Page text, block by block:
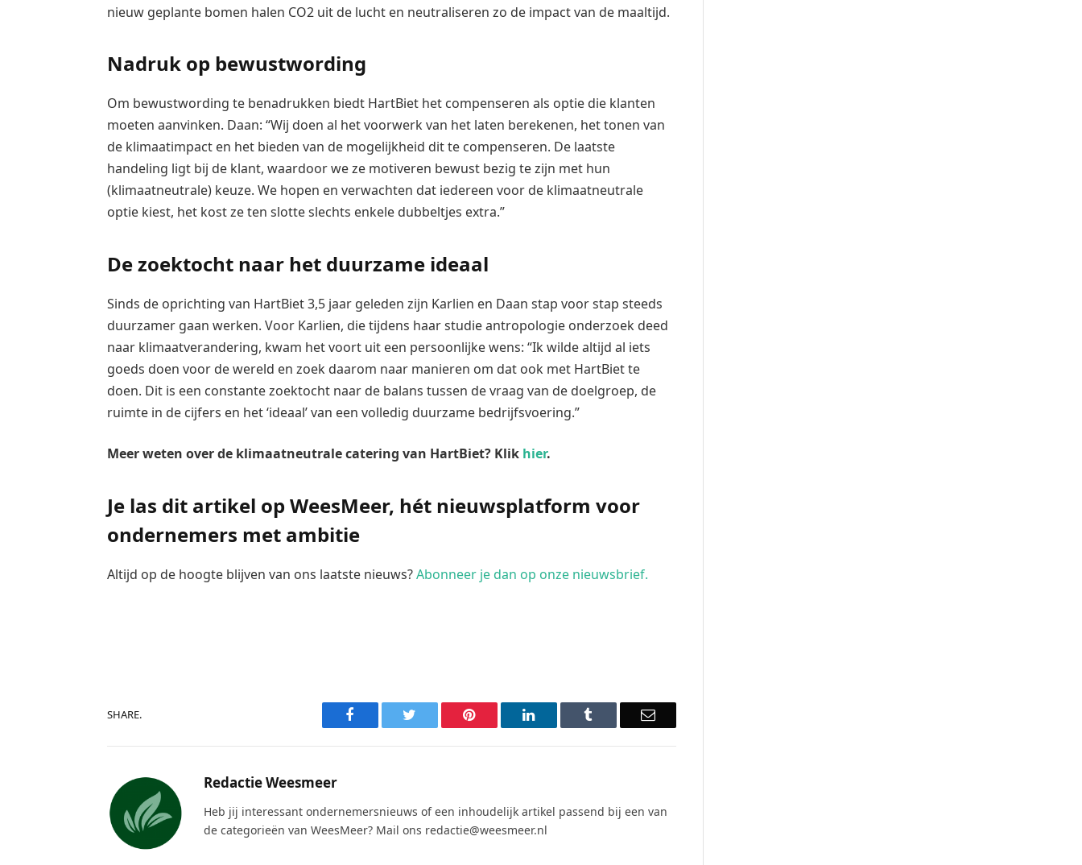
nieuw geplante bomen halen CO2 uit de lucht en neutraliseren zo de impact van de maaltijd.
Nadruk op bewustwording
Om bewustwording te benadrukken biedt HartBiet het compenseren als optie die klanten
moeten aanvinken. Daan: “Wij doen al het voorwerk van het laten berekenen, het tonen van
de klimaatimpact en het bieden van de mogelijkheid dit te compenseren. De laatste
handeling ligt bij de klant, waardoor we ze motiveren bewust bezig te zijn met hun
(klimaatneutrale) keuze. We hopen en verwachten dat iedereen voor de klimaatneutrale
optie kiest, het kost ze ten slotte slechts enkele dubbeltjes extra.”
De zoektocht naar het duurzame ideaal
Sinds de oprichting van HartBiet 3,5 jaar geleden zijn Karlien en Daan stap voor stap steeds
duurzamer gaan werken. Voor Karlien, die tijdens haar studie antropologie onderzoek deed
naar klimaatverandering, kwam het voort uit een persoonlijke wens: “Ik wilde altijd al iets
goeds doen voor de wereld en zoek daarom naar manieren om dat ook met HartBiet te
doen. Dit is een constante zoektocht naar de balans tussen de vraag van de doelgroep, de
ruimte in de cijfers en het ‘ideaal’ van een volledig duurzame bedrijfsvoering.”
Meer weten over de klimaatneutrale catering van HartBiet? Klik hier.
Je las dit artikel op WeesMeer, hét nieuwsplatform voor
ondernemers met ambitie
Altijd op de hoogte blijven van ons laatste nieuws?Abonneer je dan op onze nieuwsbrief.
SHARE. Facebook Pinterest LinkedIn Email
Redactie Weesmeer
Heb jij interessant ondernemersnieuws of een inhoudelijk artikel passend bij een van
de categorieën van WeesMeer? Mail ons redactie@weesmeer.nl